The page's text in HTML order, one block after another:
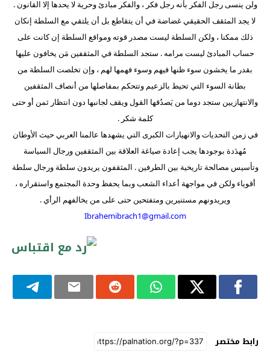
ولن ينسى رجل الفكر بأنه رجل فكر ، والفكر مبادئ وحرية لا يحدها إلا القانون.
لا يجد المثقف الحقيقي غضاضة في أن يتقاطع بل أن يلتقي مع السلطة إنكان
ذلك ممكنا ، ولكن السلطة ليست مصدر قوته ومواقع السلطة إن كانت على
حساب المبادئ ليست مرامه . ستجد السلطة في المثقفين مَن يخافون عليها
بقدر ما يخشون سوء ظنها فيهم وسوء فهمها لهم ، وإن تخلصت السلطة من
بطانة السوء التي تحيط بالزعيم وتتحكم بمفاصلها من أنصاف المثقفين
والانتهازيين ستجد دوما من يَصدُقها القول ويقف لجانبها دون انتظار ثمن أو حتى
كلمة شكر .
في زمن التحديات والانهيارات الكبرى التي يشهدها عالمنا العربي حيث الأوطان
مُهدَدة بوجودها يجب إعادة صياغة العلاقة بين المثقفين ورجال السياسة
وتأسيس مصالحة تاريخية بين الطرفين . المثقفون يريدون سلطة ورجال سلطة
أقوياء ولكن في مواجهة أعداء الشعب وبما يحفظ وحدة المجتمع واستقراره ،
ويريدونهم مستنيرين ومتفتحين حتى على من يخالفهم الرأي .
Ibrahemibrach1@gmail.com
رابط مختصر